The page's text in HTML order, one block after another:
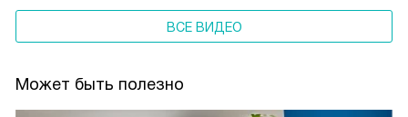
ВСЕ ВИДЕО
Может быть полезно